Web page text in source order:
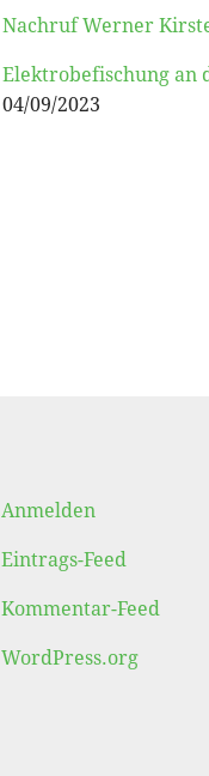
Nachruf Werner
Elektrobefischung an
04/09/2023
Anmelden
Eintrags-Feed
Kommentar-Feed
WordPress.org